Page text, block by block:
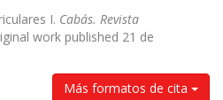
I. Cabás. Revista
work published 21 de
Más formatos de cita